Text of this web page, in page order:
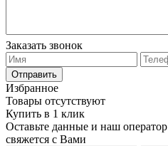
Заказать звонок
Отправить
Избранное
Товары отсутствуют
Купить в 1 клик
Оставьте данные и наш оператор
свяжется с Вами